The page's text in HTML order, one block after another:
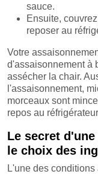
sauce.
Ensuite,
reposer au
Votre
d'assaisonnement à
assécher la chair.
l'assaisonnement,
morceaux sont
repos au
Le secret
le choix des
L'une des